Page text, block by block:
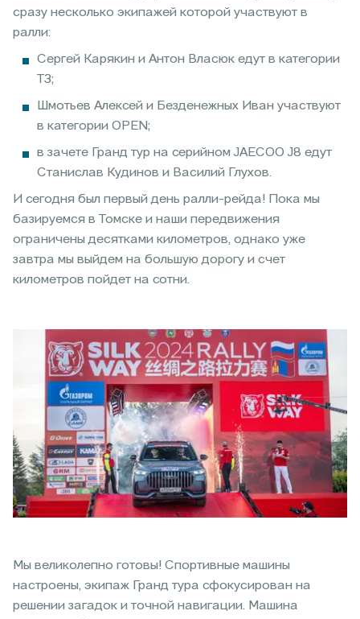
сразу несколько экипажей которой участвуют в
ралли:
Сергей Карякин и Антон Власюк едут в категории
Т3;
Шмотьев Алексей и Безденежных Иван участвуют
в категории OPEN;
в зачете Гранд тур на серийном JAECOO J8 едут
Станислав Кудинов и Василий Глухов.
И сегодня был первый день ралли-рейда! Пока мы
базируемся в Томске и наши передвижения
ограничены десятками километров, однако уже
завтра мы выйдем на большую дорогу и счет
километров пойдет на сотни.
Мы великолепно готовы! Спортивные машины
настроены, экипаж Гранд тура сфокусирован на
решении загадок и точной навигации. Машина